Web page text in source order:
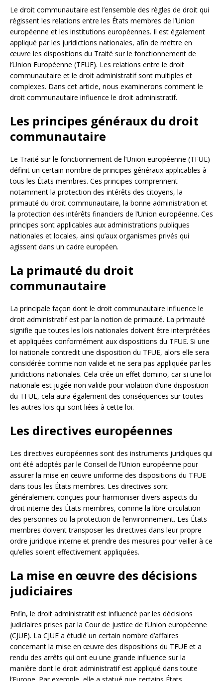
Le droit communautaire est l’ensemble des règles de droit qui
régissent les relations entre les États membres de l’Union
européenne et les institutions européennes. Il est également
appliqué par les juridictions nationales, afin de mettre en
œuvre les dispositions du Traité sur le fonctionnement de
l’Union Européenne (TFUE). Les relations entre le droit
communautaire et le droit administratif sont multiples et
complexes. Dans cet article, nous examinerons comment le
droit communautaire influence le droit administratif.
Les principes généraux du droit
communautaire
Le Traité sur le fonctionnement de l’Union européenne (TFUE)
définit un certain nombre de principes généraux applicables à
tous les États membres. Ces principes comprennent
notamment la protection des intérêts des citoyens, la
primauté du droit communautaire, la bonne administration et
la protection des intérêts financiers de l’Union européenne. Ces
principes sont applicables aux administrations publiques
nationales et locales, ainsi qu’aux organismes privés qui
agissent dans un cadre européen.
La primauté du droit
communautaire
La principale façon dont le droit communautaire influence le
droit administratif est par la notion de primauté. La primauté
signifie que toutes les lois nationales doivent être interprétées
et appliquées conformément aux dispositions du TFUE. Si une
loi nationale contredit une disposition du TFUE, alors elle sera
considérée comme non valide et ne sera pas appliquée par les
juridictions nationales. Cela crée un effet domino, car si une loi
nationale est jugée non valide pour violation d’une disposition
du TFUE, cela aura également des conséquences sur toutes
les autres lois qui sont liées à cette loi.
Les directives européennes
Les directives européennes sont des instruments juridiques qui
ont été adoptés par le Conseil de l’Union européenne pour
assurer la mise en œuvre uniforme des dispositions du TFUE
dans tous les États membres. Les directives sont
généralement conçues pour harmoniser divers aspects du
droit interne des États membres, comme la libre circulation
des personnes ou la protection de l’environnement. Les États
membres doivent transposer les directives dans leur propre
ordre juridique interne et prendre des mesures pour veiller à ce
qu’elles soient effectivement appliquées.
La mise en œuvre des décisions
judiciaires
Enfin, le droit administratif est influencé par les décisions
judiciaires prises par la Cour de justice de l’Union européenne
(CJUE). La CJUE a étudié un certain nombre d’affaires
concernant la mise en œuvre des dispositions du TFUE et a
rendu des arrêts qui ont eu une grande influence sur la
manière dont le droit administratif est appliqué dans toute